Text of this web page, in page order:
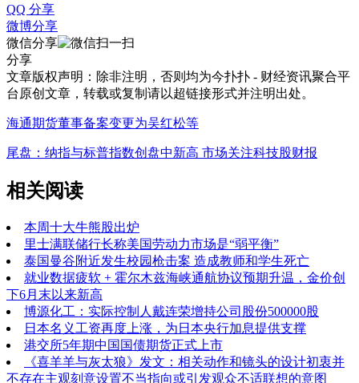
QQ 分享
微博分享
微信分享
分享
文章版权声明：除非注明，否则均为今扑扑 - 财经资讯聚合平
台 原创文章，转载或复制请以超链接形式并注明出处。
海通期货董事备案变更为吴红松等
尾盘：纳指与标普指数创盘中新高 市场关注科技股财报
相关阅读
本周十大牛熊股出炉
里士满联储行长称美国劳动力市场是“弱平衡”
泰国曼谷附近发生校园枪击案 造成教师和学生死亡
就业数据疲软 + 霍尔木兹海峡通航协议预期升温，金价创
下6月末以来新高
博源化工：实际控制人戴连荣增持公司股份500000股
日本名义工资再度上涨，为日本央行加息提供支撑
港交所5年期中国国债期货正式上市
《喜羊羊与灰太狼》发文：相关动作和镜头的设计初衷并
不存在主观刻意设置不当指向或引发观众不适联想的意图